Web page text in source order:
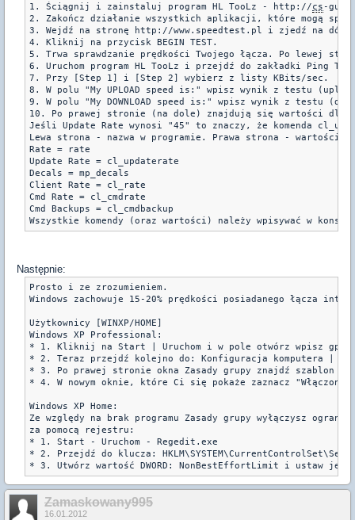
1. Ściągnij i zainstaluj program HL TooLz - http://cs -
2. Zakończ działanie wszystkich aplikacji, które mogą
3. Wejdź na stronę http://www.speedtest.pl i zjedź na dół.
4. Kliknij na przycisk BEGIN TEST.
5. Trwa sprawdzanie prędkości Twojego łącza. Po lewej
6. Uruchom program HL TooLz i przejdź do zakładki Ping
7. Przy [Step 1] i [Step 2] wybierz z listy KBits/sec.
8. W polu "My UPLOAD speed is:" wpisz wynik z testu
9. W polu "My DOWNLOAD speed is:" wpisz wynik z testu
10. Po prawej stronie (na dole) znajdują się wartości dla
Jeśli Update Rate wynosi "45" to znaczy, że komenda
Lewa strona - nazwa w programie. Prawa strona - wartości
Rate = rate
Update Rate = cl_updaterate
Decals = mp_decals
Client Rate = cl_rate
Cmd Rate = cl_cmdrate
Cmd Backups = cl_cmdbackup
Następnie:
Prosto i ze zrozumieniem.
Windows zachowuje 15-20% prędkości posiadanego łącza
Użytkownicy [WINXP/HOME]
Windows XP Professional:
* 1. Kliknij na Start | Uruchom i w pole otwórz wpisz
* 2. Teraz przejdź kolejno do: Konfiguracja komputera |
* 3. Po prawej stronie okna Zasady grupy znajdź szablon
* 4. W nowym oknie, które Ci się pokaże zaznacz
Windows XP Home:
Ze względy na brak programu Zasady grupy wyłączysz
za pomocą rejestru:
* 1. Start - Uruchom - Regedit.exe
* 2. Przejdź do klucza:
Zamaskowany995
16.01.2012